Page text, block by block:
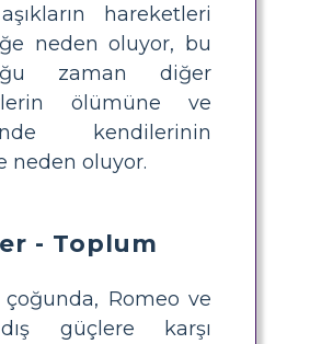
hareketleri
neden oluyor, bu
zaman diğer
ölümüne ve
kendilerinin
neden oluyor.
- Toplum
Romeo ve
güçlere karşı